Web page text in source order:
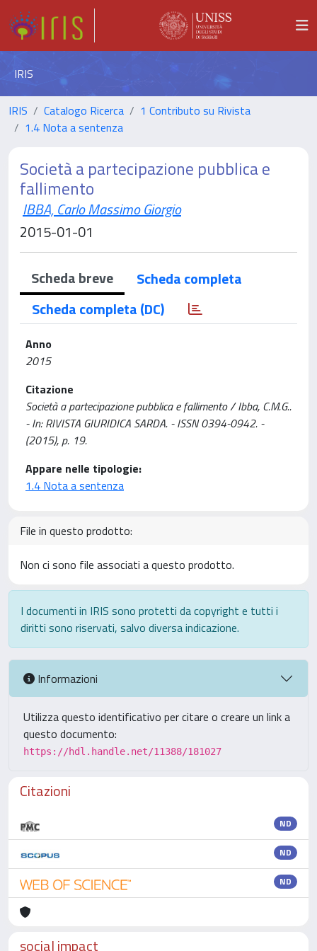
IRIS
IRIS Catalogo Ricerca
1 Contributo su Rivista
1.4 Nota a sentenza
Società a partecipazione pubblica e
fallimento
IBBA, Carlo Massimo Giorgio
2015-01-01
Scheda breve
Scheda completa
Scheda completa (DC)
Anno
2015
Citazione
Società a partecipazione pubblica e fallimento / Ibba, C.M.G..
- In: RIVISTA GIURIDICA SARDA. - ISSN 0394-0942. -
(2015), p. 19.
Appare nelle tipologie:
1.4 Nota a sentenza
File in questo prodotto:
Non ci sono file associati a questo prodotto.
I documenti in IRIS sono protetti da copyright e tutti i
diritti sono riservati, salvo diversa indicazione.
Informazioni
Utilizza questo identificativo per citare o creare un link a
questo documento:
https://hdl.handle.net/11388/181027
Citazioni
ND
ND
ND
social impact